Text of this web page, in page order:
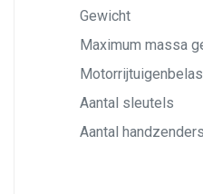
Gewicht
Maximum massa
Aantal sleutels
Aantal handzenders